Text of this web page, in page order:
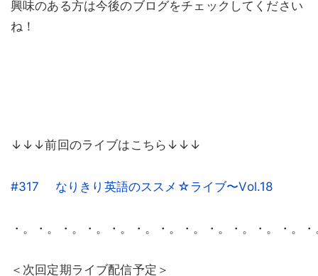
興味のある方は今後のブログをチェックしてください
ね！
↓↓↓前回のライブはこちら↓↓↓
#317 なりきり英語のススメ☆ライブ〜Vol.18
・。・。・。・。・。・。・。・。・。・。・。・。
＜次回定期ライブ配信予定＞